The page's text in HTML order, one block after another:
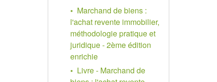
Marchand de biens :
l'achat revente immobilier,
méthodologie pratique et
juridique - 2ème édition
enrichie
Livre - Marchand de